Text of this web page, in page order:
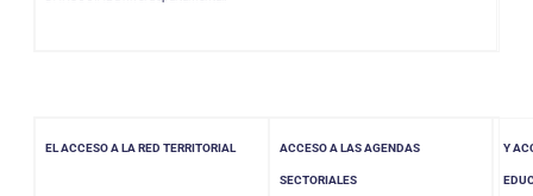
EL ACCESO A LA RED TERRITORIAL ACCESO A LAS AGENDAS
SECTORIALES
Y